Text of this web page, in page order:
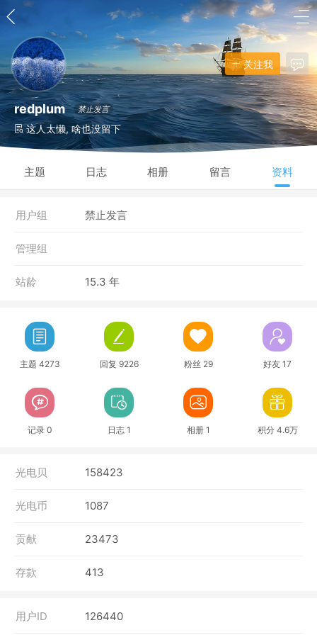
关注我
redplum 禁止发言
这人太懒, 啥也没留下
主题 日志 相册 留言 资料
用户组 禁止发言
管理组
站龄 15.3 年
主题 4273 回复 9226 粉丝 29 好友 17
记录 0 日志 1 相册 1 积分 4.6万
光电贝 158423
光电币 1087
贡献 23473
存款 413
用户ID 126440